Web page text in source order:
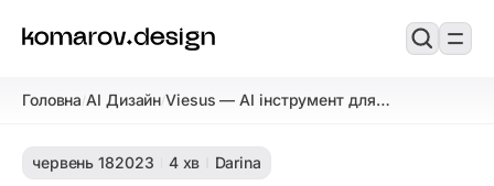
Головна/AI Дизайн/Viesus — AI інструмент для
червень 182023 4 хв Darina